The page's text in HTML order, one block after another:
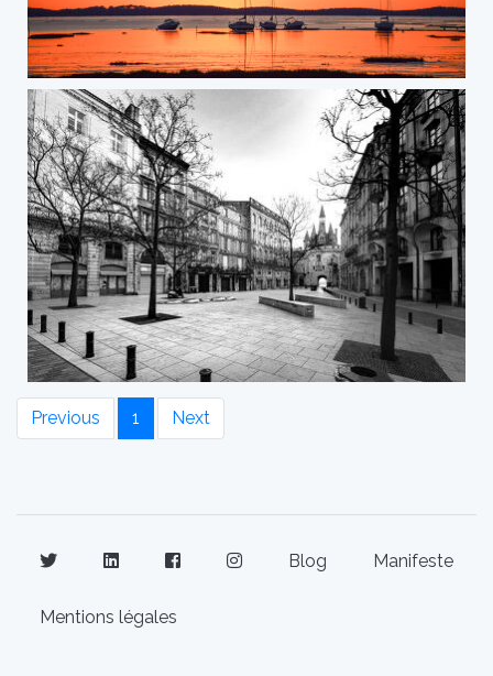
Previous 1 Next
Blog Manifeste
Mentions légales